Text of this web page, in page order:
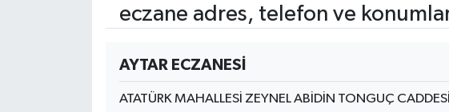
eczane adres, telefon ve
AYTAR ECZANESİ
ATATÜRK MAHALLESİ ZEYNEL ABİDİN TONGUÇ